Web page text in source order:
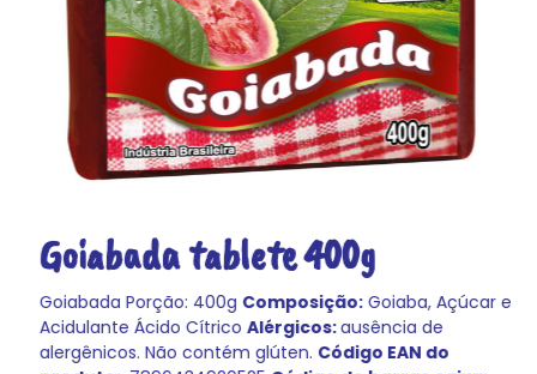
Goiabada tablete 400g
Goiabada Porção: 400gComposição:Goiaba, Açúcar e
Acidulante Ácido CítricoAlérgicos:ausência de
alergênicos. Não contém glúten.Código EAN do